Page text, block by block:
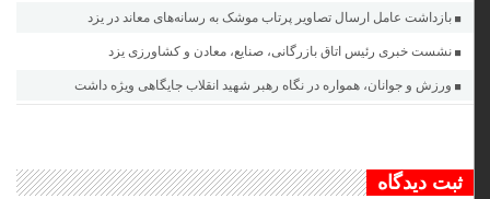
بازداشت عامل ارسال تصاویر پرتاب موشک به رسانه‌های معاند در یزد
نشست خبری رئیس اتاق بازرگانی، صنایع، معادن و کشاورزی یزد
ورزش و جوانان، همواره در نگاه رهبر شهید انقلاب جایگاهی ویژه داشت
ثبت دیدگاه